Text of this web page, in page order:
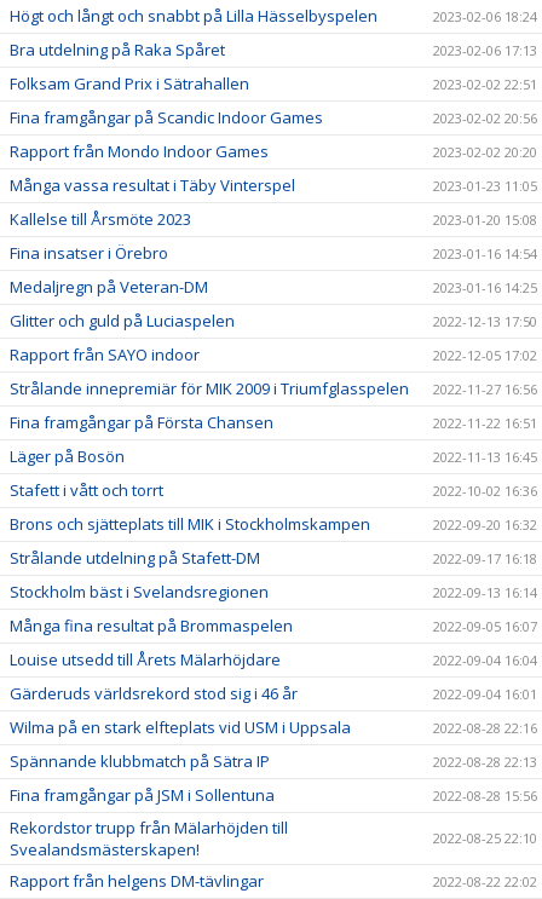
Högt och långt och snabbt på Lilla Hässelbyspelen 2023-02-06 18:24
Bra utdelning på Raka Spåret 2023-02-06 17:13
Folksam Grand Prix i Sätrahallen 2023-02-02 22:51
Fina framgångar på Scandic Indoor Games 2023-02-02 20:56
Rapport från Mondo Indoor Games 2023-02-02 20:20
Många vassa resultat i Täby Vinterspel 2023-01-23 11:05
Kallelse till Årsmöte 2023 2023-01-20 15:08
Fina insatser i Örebro 2023-01-16 14:54
Medaljregn på Veteran-DM 2023-01-16 14:25
Glitter och guld på Luciaspelen 2022-12-13 17:50
Rapport från SAYO indoor 2022-12-05 17:02
Strålande innepremiär för MIK 2009 i Triumfglasspelen 2022-11-27 16:56
Fina framgångar på Första Chansen 2022-11-22 16:51
Läger på Bosön 2022-11-13 16:45
Stafett i vått och torrt 2022-10-02 16:36
Brons och sjätteplats till MIK i Stockholmskampen 2022-09-20 16:32
Strålande utdelning på Stafett-DM 2022-09-17 16:18
Stockholm bäst i Svelandsregionen 2022-09-13 16:14
Många fina resultat på Brommaspelen 2022-09-05 16:07
Louise utsedd till Årets Mälarhöjdare 2022-09-04 16:04
Gärderuds världsrekord stod sig i 46 år 2022-09-04 16:01
Wilma på en stark elfteplats vid USM i Uppsala 2022-08-28 22:16
Spännande klubbmatch på Sätra IP 2022-08-28 22:13
Fina framgångar på JSM i Sollentuna 2022-08-28 15:56
Rekordstor trupp från Mälarhöjden till
Svealandsmästerskapen!
2022-08-25 22:10
Rapport från helgens DM-tävlingar 2022-08-22 22:02